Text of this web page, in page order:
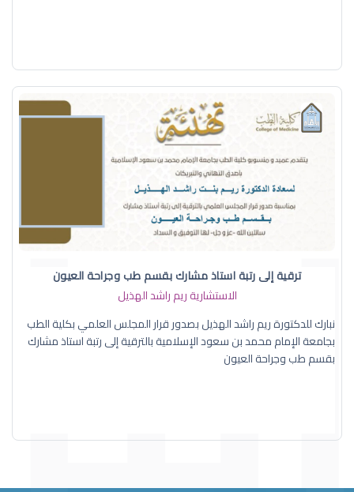
ترقية إلى رتبة استاذ مشارك بقسم طب وجراحة العيون
الاستشارية ريم راشد الهذيل
نبارك للدكتورة ريم راشد الهذيل بصدور قرار المجلس العلمي بكلية الطب
بجامعة الإمام محمد بن سعود الإسلامية بالترقية إلى رتبة استاذ مشارك
بقسم طب وجراحة العيون